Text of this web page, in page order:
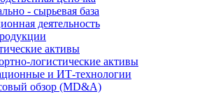
‑ сырьевая база
деятельность
активы
логистические активы
и ИТ‑технологии
обзор (MD&A)